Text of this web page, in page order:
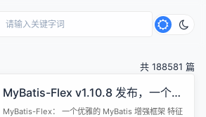
共 188581 篇
MyBatis-Flex v1.10.8 发布，一个优
雅的 MyBatis 增强框架
MyBatis-Flex： 一个优雅的 MyBatis 增强框架 特征